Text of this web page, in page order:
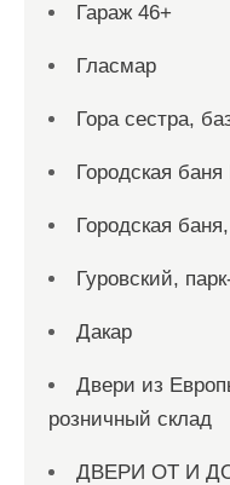
Гараж 46+
Гласмар
Гора сестра,
Городская
Городская
Гуровский,
Дакар
Двери из
розничный склад
ДВЕРИ ОТ И ДО,